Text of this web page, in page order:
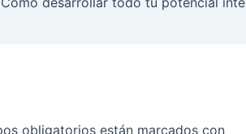
obligatorios están marcados con